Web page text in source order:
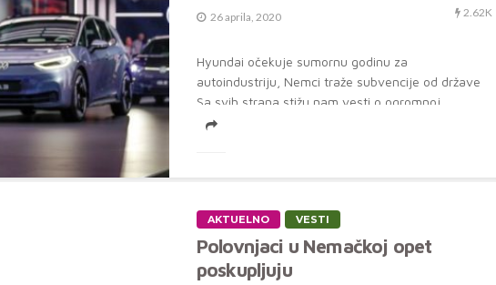
26 aprila, 2020 2.62K
Hyundai očekuje sumornu godinu za
autoindustriju, Nemci traže subvencije od države
Sa svih strana stižu nam vesti o ogromnoj...
AKTUELNO VESTI
Polovnjaci u Nemačkoj opet
poskupljuju